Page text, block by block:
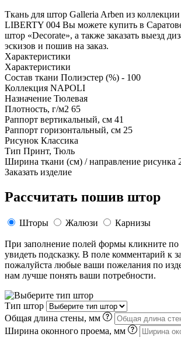
Ткань для штор Galleria Arben из
LIBERTY 004 Вы можете купить в
штор «Decorate», а также заказать выезд
эскизов и пошив на заказ.
Характеристики
Характеристики
Состав ткани Полиэстер (%) - 100
Коллекция NAPOLI
Назначение Тюлевая
Плотность, г/м2 65
Раппорт вертикальный, см 41
Раппорт горизонтальный, см 25
Рисунок Классика
Тип Принт, Тюль
Ширина ткани (см) / направление рисунка
Заказать изделие
Рассчитать пошив штор
Шторы Жалюзи Карнизы
При заполнение полей формы кликните по
увидеть подсказку. В поле комментарий к
пожалуйста любые ваши пожелания по
нам лучше понять ваши потребности.
Тип штор
Общая длина стены, мм
Ширина оконного проема, мм